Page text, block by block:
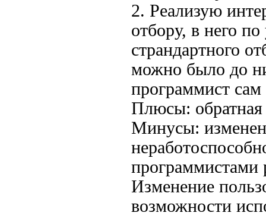
2. Реализую
отбору, в него
страндартного
можно было до
программист сам
Плюсы: обратная
Минусы:
программистами
Изменение
возможности